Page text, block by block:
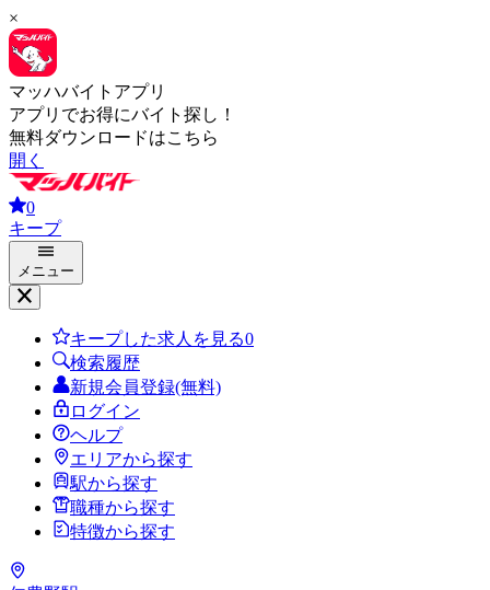
×
マッハバイトアプリ
アプリでお得にバイト探し！
無料ダウンロードはこちら
開く
0
キープ
メニュー
キープした求人を見る0
検索履歴
新規会員登録(無料)
ログイン
ヘルプ
エリアから探す
駅から探す
職種から探す
特徴から探す